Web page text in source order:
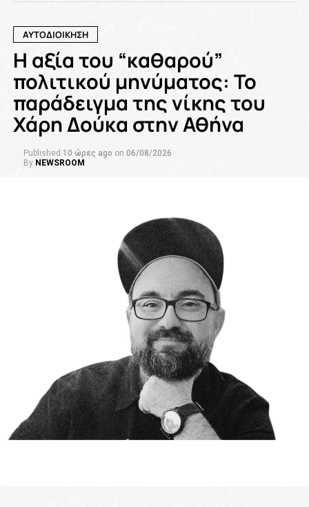
ΑΥΤΟΔΙΟΙΚΗΣΗ
Η αξία του “καθαρού”
πολιτικού μηνύματος: Το
παράδειγμα της νίκης του
Χάρη Δούκα στην Αθήνα
Published 10 ώρες ago on 06/08/2026
By NEWSROOM